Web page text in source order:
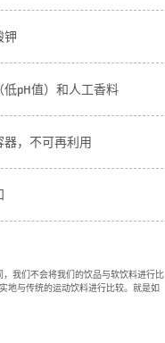
钾
低pH值）和人工香料
器，不可再利用
，我们不会将我们的饮品与软饮料进行比
地与传统的运动饮料进行比较。就是如